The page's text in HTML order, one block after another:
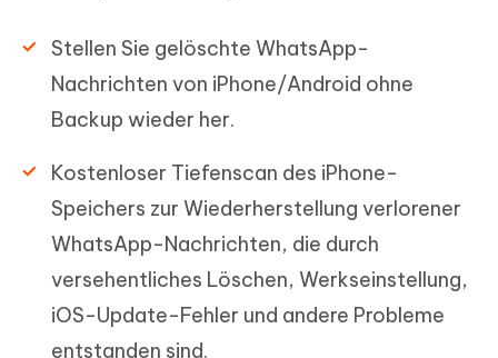
Stellen Sie gelöschte WhatsApp-
Nachrichten von iPhone/Android ohne
Backup wieder her.
Kostenloser Tiefenscan des iPhone-
Speichers zur Wiederherstellung verlorener
WhatsApp-Nachrichten, die durch
versehentliches Löschen, Werkseinstellung,
iOS-Update-Fehler und andere Probleme
entstanden sind.